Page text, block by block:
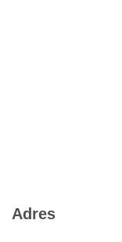
Adres